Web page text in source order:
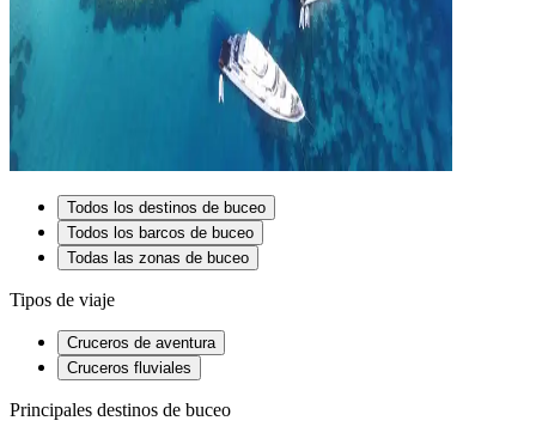
Todos los destinos de buceo
Todos los barcos de buceo
Todas las zonas de buceo
Tipos de viaje
Cruceros de aventura
Cruceros fluviales
Principales destinos de buceo